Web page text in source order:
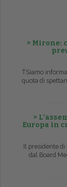
> Mirone:
ŤSiamo
quota di
>
Europa in
Il presidente
dal Board